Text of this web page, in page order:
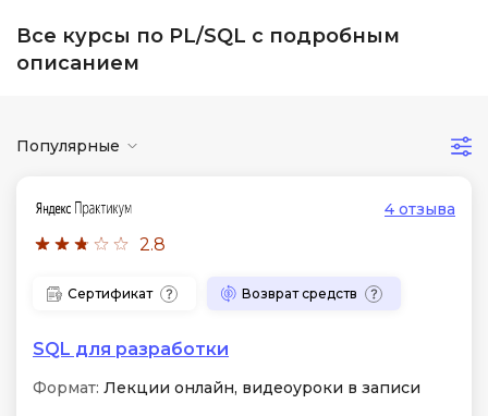
Все курсы по PL/SQL с подробным
описанием
Популярные
2.8
4 отзыва
Сертификат Возврат средств
SQL для разработки
Формат: Лекции онлайн, видеоуроки в записи